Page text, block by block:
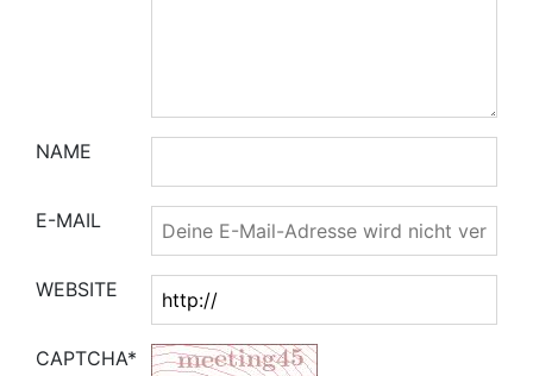
NAME
E-MAIL
WEBSITE
CAPTCHA*